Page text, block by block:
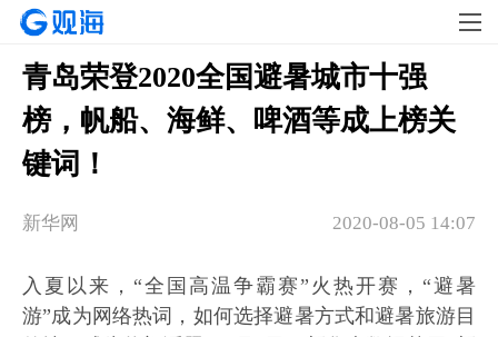
青岛荣登2020全国避暑城市十强
榜，帆船、海鲜、啤酒等成上榜关
键词！
2020-08-05 14:07
新华网
入夏以来，“全国高温争霸赛”火热开赛，“避暑
游”成为网络热词，如何选择避暑方式和避暑旅游目